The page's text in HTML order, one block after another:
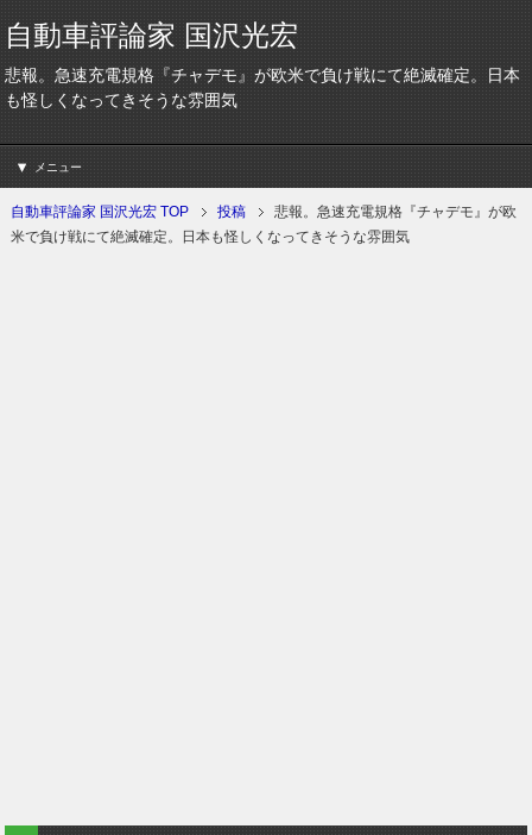
自動車評論家 国沢光宏
悲報。急速充電規格『チャデモ』が欧米で負け戦にて絶滅確定。日本
も怪しくなってきそうな雰囲気
メニュー
自動車評論家 国沢光宏 TOP 投稿
悲報。急速充電規格『チャデモ』が欧
米で負け戦にて絶滅確定。日本も怪しくなってきそうな雰囲気